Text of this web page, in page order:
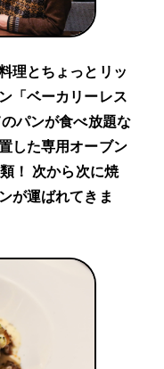
理とちょっとリッ
「ベーカリーレス
パンが食べ放題な
した専用オーブン
！ 次から次に焼
が運ばれてきま